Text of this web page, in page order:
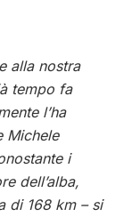
alla nostra
tempo fa
l’ha
Michele
i
dell’alba,
di 168 km – si